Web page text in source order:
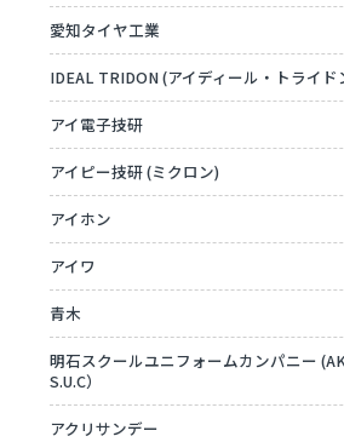
愛知タイヤ工業
IDEAL TRIDON (アイディール・トライド
アイ電子技研
アイピー技研 (ミクロン)
アイホン
アイワ
青木
明石スクールユニフォームカンパニー
S.U.C）
アクリサンデー